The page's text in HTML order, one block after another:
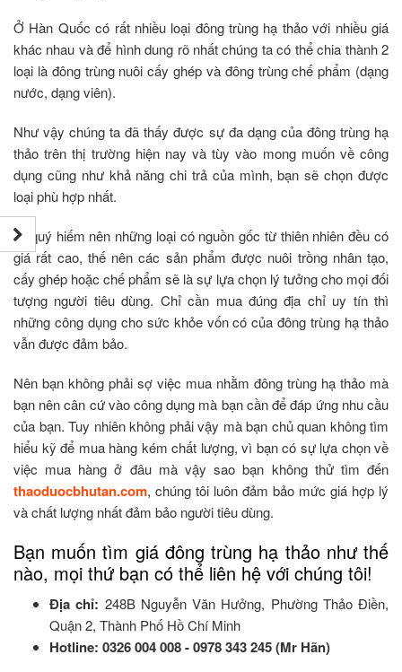
Ở Hàn Quốc có rất nhiều loại đông trùng hạ thảo với nhiều giá
khác nhau và để hình dung rõ nhất chúng ta có thể chia thành 2
loại là đông trùng nuôi cấy ghép và đông trùng chế phẩm (dạng
nước, dạng viên).
Như vậy chúng ta đã thấy được sự đa dạng của đông trùng hạ
thảo trên thị trường hiện nay và tùy vào mong muốn về công
dụng cũng như khả năng chi trả của mình, bạn sẽ chọn được
loại phù hợp nhất.
Vì quý hiếm nên những loại có nguồn gốc từ thiên nhiên đều có
giá rất cao, thế nên các sản phẩm được nuôi trồng nhân tạo,
cấy ghép hoặc chế phẩm sẽ là sự lựa chọn lý tưởng cho mọi đối
tượng người tiêu dùng. Chỉ cần mua đúng địa chỉ uy tín thì
những công dụng cho sức khỏe vốn có của đông trùng hạ thảo
vẫn được đảm bảo.
Nên bạn không phải sợ việc mua nhằm đông trùng hạ thảo mà
bạn nên cân cứ vào công dụng mà bạn cần để đáp ứng nhu cầu
của bạn. Tuy nhiên không phải vậy mà bạn chủ quan không tìm
hiểu kỹ để mua hàng kém chất lượng, vì bạn có sự lựa chọn về
việc mua hàng ở đâu mà vậy sao bạn không thử tìm đến
thaoduocbhutan.com, chúng tôi luôn đảm bảo mức giá hợp lý
và chất lượng nhất đảm bảo người tiêu dùng.
Bạn muốn tìm giá đông trùng hạ thảo như thế
nào, mọi thứ bạn có thể liên hệ với chúng tôi!
Địa chỉ: 248B Nguyễn Văn Hưởng, Phường Thảo Điền,
Quận 2, Thành Phố Hồ Chí Minh
Hotline: 0326 004 008 - 0978 343 245 (Mr Hãn)